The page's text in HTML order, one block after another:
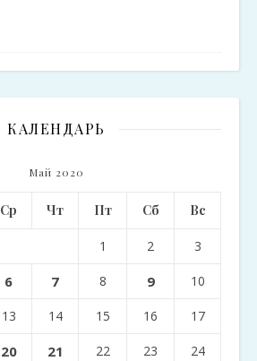
КАЛЕНДАРЬ
Май 2020
Ср Чт Пт Сб Вс
1 2 3
6 7 8 9 10
13 14 15 16 17
20 21 22 23 24